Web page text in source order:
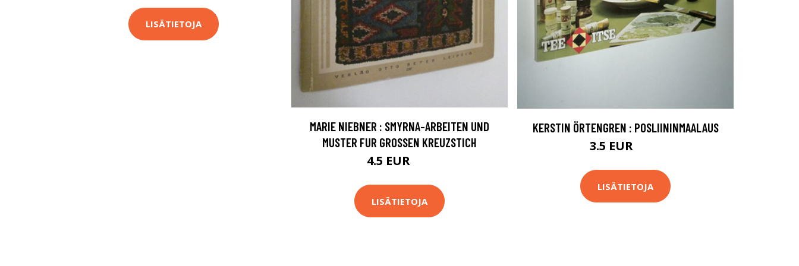
LISÄTIETOJA
MARIE NIEBNER : SMYRNA-ARBEITEN UND
MUSTER FUR GROSSEN KREUZSTICH
4.5 EUR
LISÄTIETOJA
KERSTIN ÖRTENGREN : POSLIININMAALAUS
3.5 EUR
LISÄTIETOJA